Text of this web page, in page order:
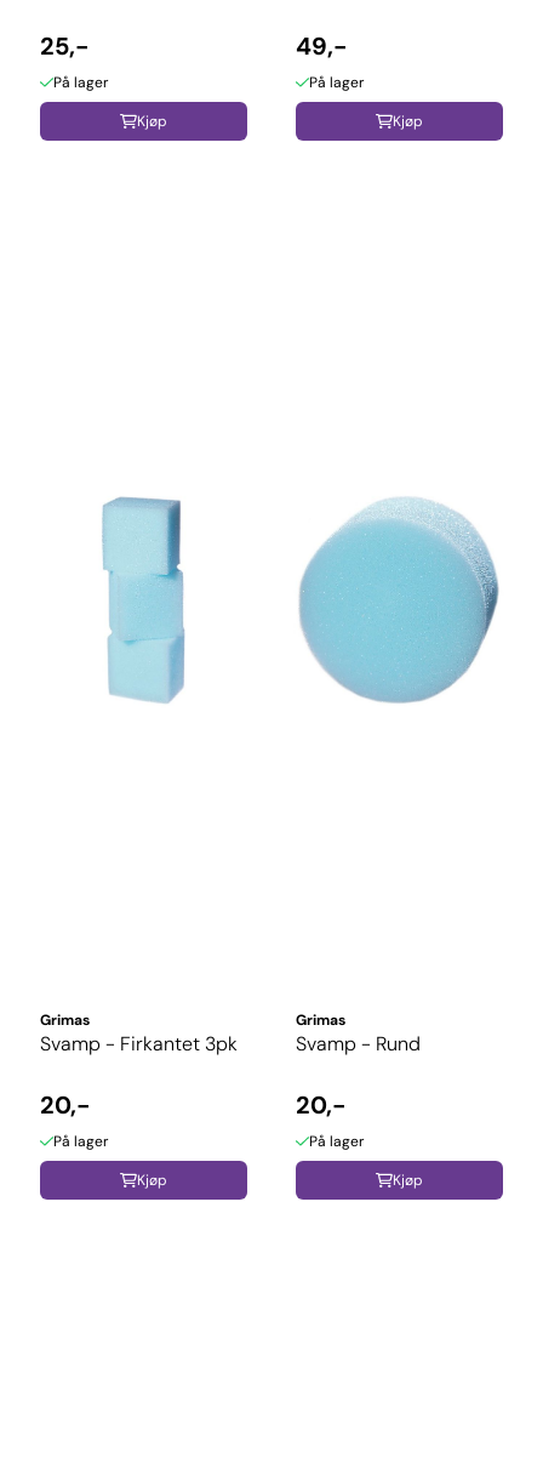
25,-
På lager
Kjøp
49,-
På lager
Kjøp
Grimas
Svamp - Firkantet 3pk
20,-
På lager
Kjøp
Grimas
Svamp - Rund
20,-
På lager
Kjøp